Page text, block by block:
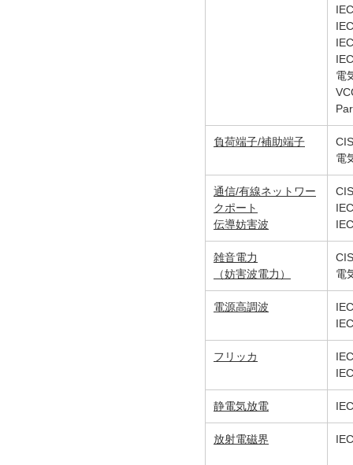
電
負荷端子/補助端子
電
通信/有線ネットワー
クポート
伝導妨害波
雑音電力
（妨害波電力）
電
電源高調波
フリッカ
静電気放電
放射電磁界